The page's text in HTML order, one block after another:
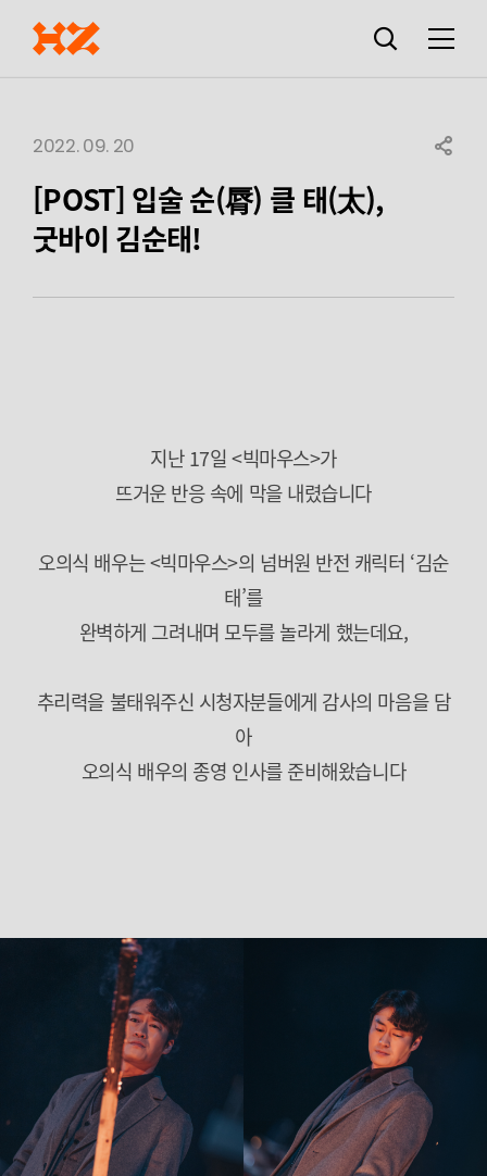
검색창
열기
메뉴
2022. 09. 20 SHARE
[POST] 입술 순(脣) 클 태(太),
굿바이 김순태!
지난 17일 <빅마우스>가
뜨거운 반응 속에 막을 내렸습니다
오의식 배우는 <빅마우스>의 넘버원 반전 캐릭터 ‘김순
태’를
완벽하게 그려내며 모두를 놀라게 했는데요,
추리력을 불태워주신 시청자분들에게 감사의 마음을 담
아
오의식 배우의 종영 인사를 준비해왔습니다